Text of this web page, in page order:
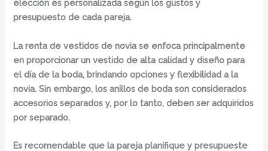
elección es personalizada según los gustos y
presupuesto de cada pareja.
La renta de vestidos de novia se enfoca principalmente
en proporcionar un vestido de alta calidad y diseño para
el día de la boda, brindando opciones y flexibilidad a la
novia. Sin embargo, los anillos de boda son considerados
accesorios separados y, por lo tanto, deben ser adquiridos
por separado.
Es recomendable que la pareja planifique y presupueste